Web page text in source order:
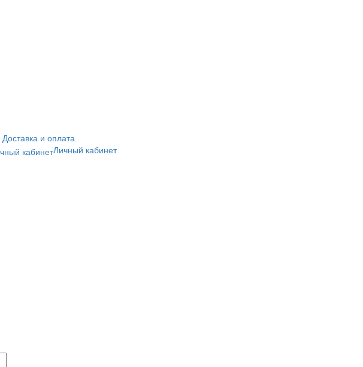
Доставка и оплата
Личный кабинет